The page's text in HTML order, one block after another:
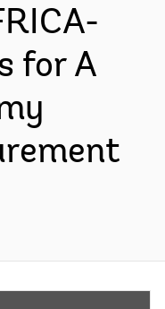
for A